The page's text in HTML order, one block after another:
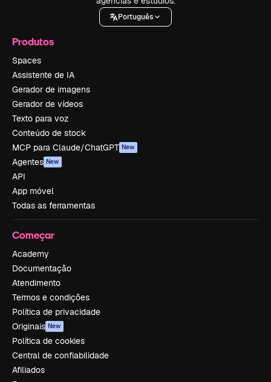
Português
Produtos
Spaces
Assistente de IA
Gerador de imagens
Gerador de vídeos
Texto para voz
Conteúdo de stock
MCP para Claude/ChatGPT New
Agentes New
API
App móvel
Todas as ferramentas
Começar
Academy
Documentação
Atendimento
Termos e condições
Política de privacidade
Originais New
Política de cookies
Central de confiabilidade
Afiliados